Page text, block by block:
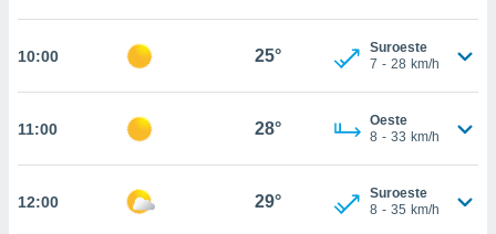
sitio
te
10:00 25°
Suroeste
7 - 28 km/h
11:00 28°
Oeste
8 - 33 km/h
12:00 29°
Suroeste
8 - 35 km/h